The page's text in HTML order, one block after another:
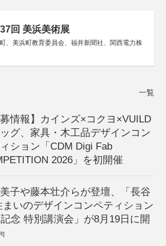
回 美浜美術展
、美浜町教育委員会、福井新聞社、関西電力株
一覧
募情報】カインズ×コクヨ×VUILD
グ、家具・木工品デザインコン
ション「CDM Digi Fab
2026」を初開催
子や藤本壮介らが登壇、「長谷
まいのデザインコンペティション
念 特別講演会」が8月19日に開